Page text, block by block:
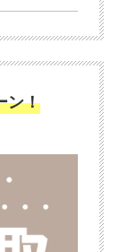
ン！